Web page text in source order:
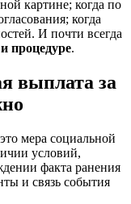
картине; когда по
когда
И почти всегда
процедуре.
выплата за
мера социальной
условий,
факта ранения
и связь события